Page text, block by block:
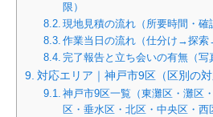
限）
現地見積の流れ（所要時間・確
作業当日の流れ（仕分け→探
完了報告と立ち会いの有無（写
対応エリア｜神戸市9区（区別の対
神戸市9区一覧（東灘区・灘区
区・垂水区・北区・中央区・西